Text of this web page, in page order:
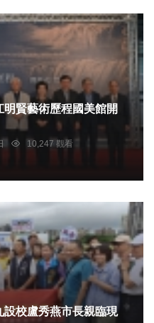
賢藝術歷程國美館開
10,247 觀看
校盧秀燕市長親臨現